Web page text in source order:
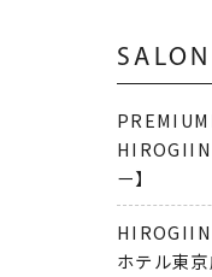
SALON
ー】
ホテル東